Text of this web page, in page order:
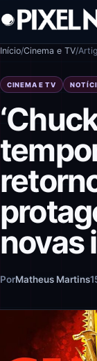
Pular para o
Início/Cinema e TV/
CINEMA E TV
novas
PorMatheus Martins